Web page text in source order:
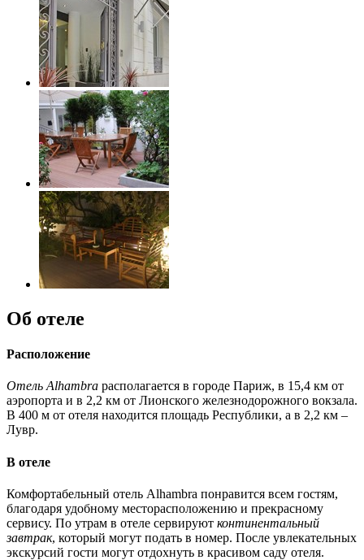
Об отеле
Расположение
Отель Alhambra располагается в городе Париж, в 15,4 км от
аэропорта и в 2,2 км от Лионского железнодорожного вокзала.
В 400 м от отеля находится площадь Республики, а в 2,2 км –
Лувр.
В отеле
Комфортабельный отель Alhambra понравится всем гостям,
благодаря удобному месторасположению и прекрасному
сервису. По утрам в отеле сервируют континентальный
завтрак, который могут подать в номер. После увлекательных
экскурсий гости могут отдохнуть в красивом саду отеля.